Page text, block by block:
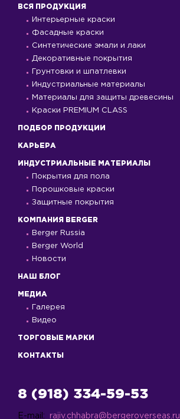
ВСЯ ПРОДУКЦИЯ
Интерьерные краски
Фасадные краски
Синтетические эмали и лаки
Декоративные покрытия
Грунтовки и шпатлевки
Индустриальные материалы
Материалы для защиты древесины
Краски PREMIUM CLASS
ПОДБОР ПРОДУКЦИИ
КАРЬЕРА
ИНДУСТРИАЛЬНЫЕ МАТЕРИАЛЫ
Покрытия для пола
Порошковые краски
Защитные покрытия
КОМПАНИЯ BERGER
Berger Russia
Berger World
Новости
НАШ БЛОГ
МЕДИА
Галерея
Видео
ТОРГОВЫЕ МАРКИ
КОНТАКТЫ
8 (918) 334-59-53
E-mail: rajiv.chhabra@bergeroverseas.ru